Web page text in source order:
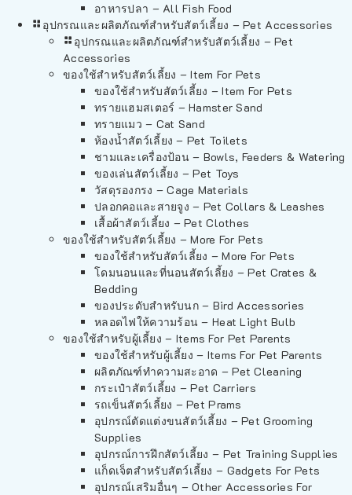
อาหารปลา – All Fish Food
อุปกรณและผลิตภัณฑ์สำหรับสัตว์เลี้ยง – Pet Accessories
อุปกรณและผลิตภัณฑ์สำหรับสัตว์เลี้ยง – Pet
Accessories
ของใช้สำหรับสัตว์เลี้ยง – Item For Pets
ของใช้สำหรับสัตว์เลี้ยง – Item For Pets
ทรายแฮมสเตอร์ – Hamster Sand
ทรายแมว – Cat Sand
ห้องน้ำสัตว์เลี้ยง – Pet Toilets
ชามและเครื่องป้อน – Bowls, Feeders & Watering
ของเล่นสัตว์เลี้ยง – Pet Toys
วัสดุรองกรง – Cage Materials
ปลอกคอและสายจูง – Pet Collars & Leashes
เสื้อผ้าสัตว์เลี้ยง – Pet Clothes
ของใช้สำหรับสัตว์เลี้ยง – More For Pets
ของใช้สำหรับสัตว์เลี้ยง – More For Pets
โดมนอนและที่นอนสัตว์เลี้ยง – Pet Crates &
Bedding
ของประดับสำหรับนก – Bird Accessories
หลอดไฟให้ความร้อน – Heat Light Bulb
ของใช้สำหรับผู้เลี้ยง – Items For Pet Parents
ของใช้สำหรับผู้เลี้ยง – Items For Pet Parents
ผลิตภัณฑ์ทำความสะอาด – Pet Cleaning
กระเป๋าสัตว์เลี้ยง – Pet Carriers
รถเข็นสัตว์เลี้ยง – Pet Prams
อุปกรณ์ตัดแต่งขนสัตว์เลี้ยง – Pet Grooming
Supplies
อุปกรณ์การฝึกสัตว์เลี้ยง – Pet Training Supplies
แก็ดเจ็ตสำหรับสัตว์เลี้ยง – Gadgets For Pets
อุปกรณ์เสริมอื่นๆ – Other Accessories For